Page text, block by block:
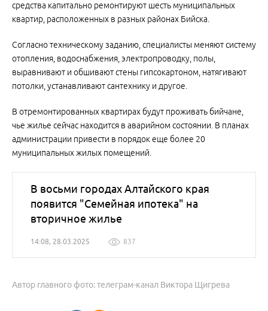
средства капитально ремонтируют шесть муниципальных
квартир, расположенных в разных районах Бийска.
Согласно техническому заданию, специалисты меняют систему
отопления, водоснабжения, электропроводку, полы,
выравнивают и обшивают стены гипсокартоном, натягивают
потолки, устанавливают сантехнику и другое.
В отремонтированных квартирах будут проживать бийчане,
чье жилье сейчас находится в аварийном состоянии. В планах
администрации привести в порядок еще более 20
муниципальных жилых помещений.
В восьми городах Алтайского края
появится "Семейная ипотека" на
вторичное жилье
14:08, 28.03.2025 837
Автор главного фото: телеграм-канал Виктора Щигрева